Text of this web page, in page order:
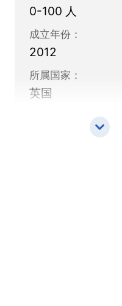
0-100 人
成立年份：
2012
所属国家：
英国